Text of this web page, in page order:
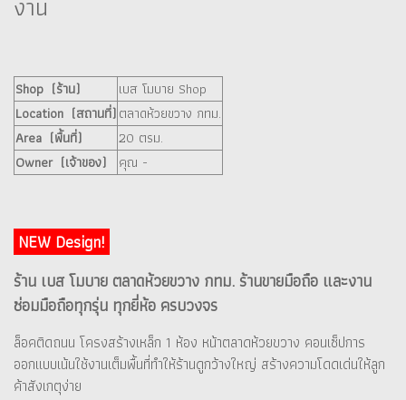
Shop (ร้าน)
เบส โมบาย Shop
Location (สถานที่)ตลาดห้วยขวาง กทม.
Area (พื้นที่)
20 ตรม.
Owner (เจ้าของ)
คุณ -
NEW Design!
ร้าน เบส โมบาย ตลาดห้วยขวาง กทม. ร้านขายมือถือ และงาน
ซ่อมมือถือทุกรุ่น ทุกยี่ห้อ ครบวงจร
ล็อคติดถนน โครงสร้างเหล็ก 1 ห้อง หน้าตลาดห้วยขวาง คอนเซ็ปการ
ออกแบบเน้นใช้งานเต็มพื้นที่ทำให้ร้านดูกว้างใหญ่ สร้างความโดดเด่นให้ลูก
ค้าสังเกตุง่าย